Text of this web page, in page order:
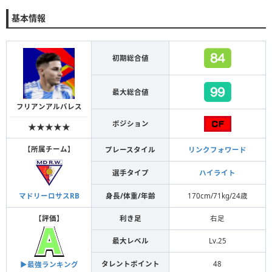
基本情報
フリアンアルバレス
★★★★★
初期総合値
最大総合値
ポジション
【所属チーム】
マドリーロサスRB
プレースタイル リンクフォワード
選手タイプ ハイライト
身長/体重/年齢 170cm/71kg/24歳
【評価】
▶︎最強ランキング
利き足 右足
最大レベル Lv.25
タレントポイント 48